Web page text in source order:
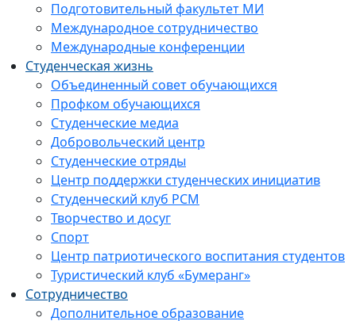
Подготовительный факультет МИ
Международное сотрудничество
Международные конференции
Студенческая жизнь
Объединенный совет обучающихся
Профком обучающихся
Студенческие медиа
Добровольческий центр
Студенческие отряды
Центр поддержки студенческих инициатив
Студенческий клуб РСМ
Творчество и досуг
Спорт
Центр патриотического воспитания студентов
Туристический клуб «Бумеранг»
Сотрудничество
Дополнительное образование